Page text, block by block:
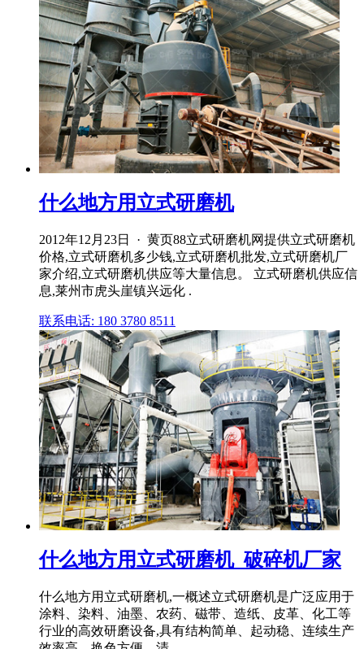
什么地方用立式研磨机
2012年12月23日 · 黄页88立式研磨机网提供立式研磨机
价格,立式研磨机多少钱,立式研磨机批发,立式研磨机厂
家介绍,立式研磨机供应等大量信息。 立式研磨机供应信
息,莱州市虎头崖镇兴远化 .
联系电话: 180 3780 8511
什么地方用立式研磨机_破碎机厂家
什么地方用立式研磨机,一概述立式研磨机是广泛应用于
涂料、染料、油墨、农药、磁带、造纸、皮革、化工等
行业的高效研磨设备,具有结构简单、起动稳、连续生产